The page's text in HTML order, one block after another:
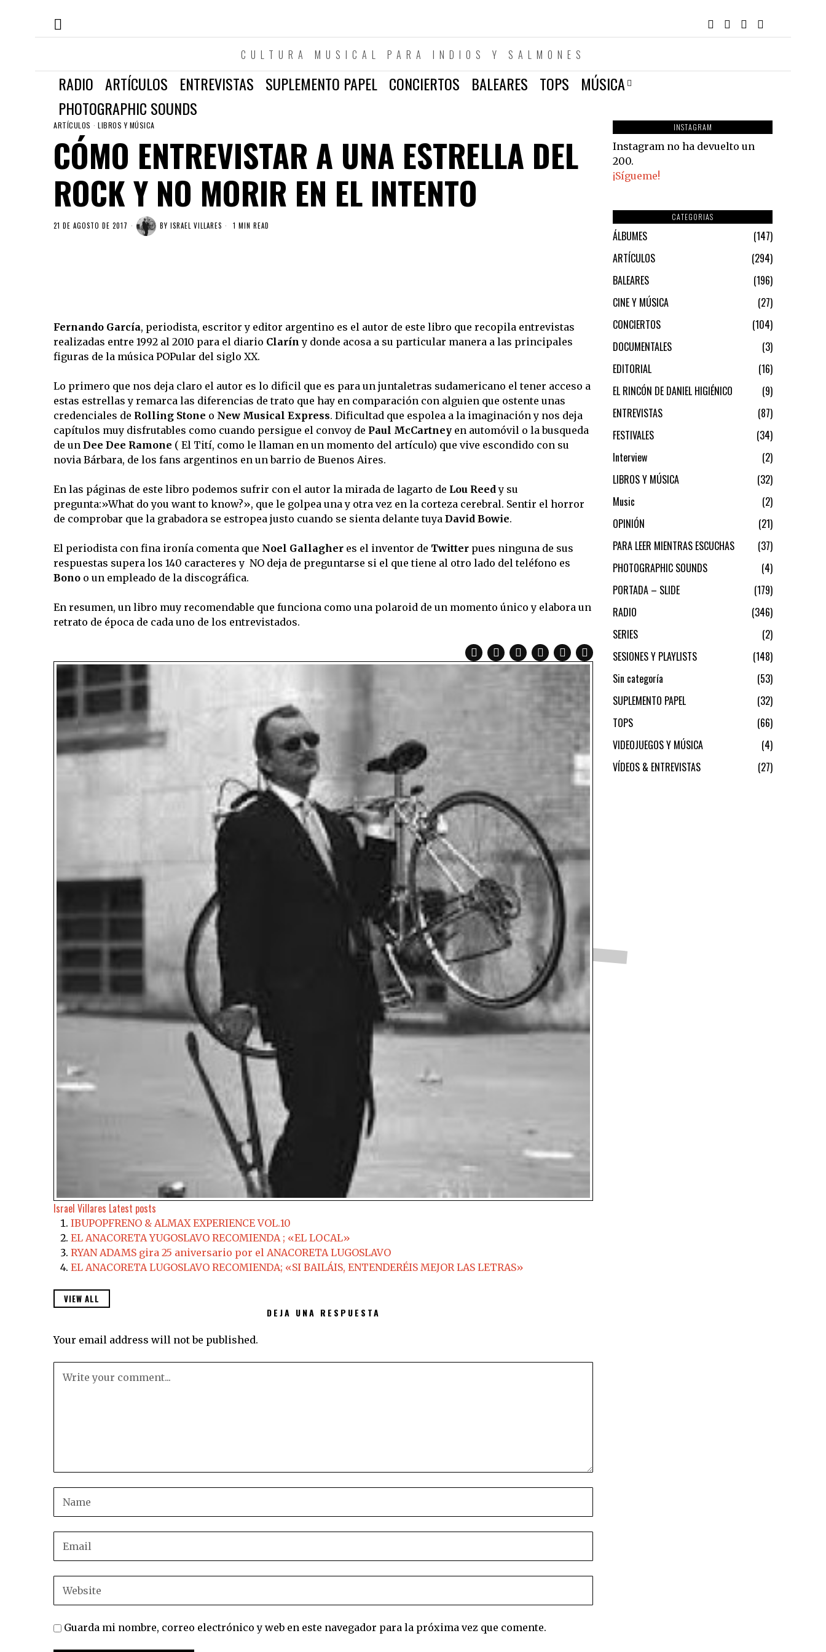
CULTURA MUSICAL PARA INDIOS Y SALMONES
RADIO ARTÍCULOS ENTREVISTAS SUPLEMENTO PAPEL CONCIERTOS BALEARES TOPS
MÚSICA
PHOTOGRAPHIC SOUNDS
ARTÍCULOS · LIBROS Y MÚSICA
CÓMO ENTREVISTAR A UNA ESTRELLA DEL
ROCK Y NO MORIR EN EL INTENTO
21 DE AGOSTO DE 2017 BY ISRAEL VILLARES 1 MIN READ
Fernando García, periodista, escritor y editor argentino es el autor de este libro que recopila entrevistas
realizadas entre 1992 al 2010 para el diario Clarín y donde acosa a su particular manera a las principales
figuras de la música POPular del siglo XX.
Lo primero que nos deja claro el autor es lo dificil que es para un juntaletras sudamericano el tener acceso a
estas estrellas y remarca las diferencias de trato que hay en comparación con alguien que ostente unas
credenciales de Rolling Stone o New Musical Express. Dificultad que espolea a la imaginación y nos deja
capítulos muy disfrutables como cuando persigue el convoy de Paul McCartney en automóvil o la busqueda
de un Dee Dee Ramone ( El Tití, como le llaman en un momento del artículo) que vive escondido con su
novia Bárbara, de los fans argentinos en un barrio de Buenos Aires.
En las páginas de este libro podemos sufrir con el autor la mirada de lagarto de Lou Reed y su
pregunta:»What do you want to know?», que le golpea una y otra vez en la corteza cerebral. Sentir el horror
de comprobar que la grabadora se estropea justo cuando se sienta delante tuya David Bowie.
El periodista con fina ironía comenta que Noel Gallagher es el inventor de Twitter pues ninguna de sus
respuestas supera los 140 caracteres y NO deja de preguntarse si el que tiene al otro lado del teléfono es
Bono o un empleado de la discográfica.
En resumen, un libro muy recomendable que funciona como una polaroid de un momento único y elabora un
retrato de época de cada uno de los entrevistados.
Israel Villares Latest posts
IBUPOPFRENO & ALMAX EXPERIENCE VOL.10
EL ANACORETA YUGOSLAVO RECOMIENDA ; «EL LOCAL»
RYAN ADAMS gira 25 aniversario por el ANACORETA LUGOSLAVO
EL ANACORETA LUGOSLAVO RECOMIENDA; «SI BAILÁIS, ENTENDERÉIS MEJOR LAS LETRAS»
VIEW ALL
DEJA UNA RESPUESTA
Your email address will not be published.
Guarda mi nombre, correo electrónico y web en este navegador para la próxima vez que comente.
INSTAGRAM
Instagram no ha devuelto un
200.
¡Sígueme!
CATEGORIAS
ÁLBUMES
147
ARTÍCULOS
294
BALEARES
196
CINE Y MÚSICA
27
CONCIERTOS
104
DOCUMENTALES
3
EDITORIAL
16
EL RINCÓN DE DANIEL HIGIÉNICO
9
ENTREVISTAS
87
FESTIVALES
34
Interview
2
LIBROS Y MÚSICA
32
Music
2
OPINIÓN
21
PARA LEER MIENTRAS ESCUCHAS
37
PHOTOGRAPHIC SOUNDS
4
PORTADA – SLIDE
179
RADIO
346
SERIES
2
SESIONES Y PLAYLISTS
148
Sin categoría
53
SUPLEMENTO PAPEL
32
TOPS
66
VIDEOJUEGOS Y MÚSICA
4
VÍDEOS & ENTREVISTAS
27